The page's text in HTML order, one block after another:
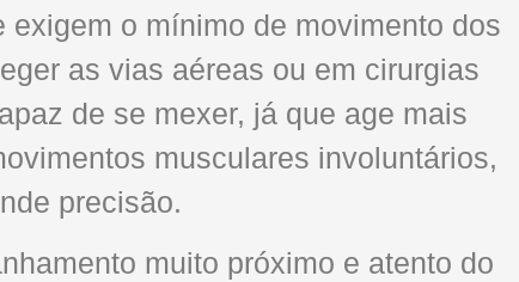
o mínimo de movimento dos
as vias aéreas ou em cirurgias
de se mexer, já que age mais
musculares involuntários,
precisão.
muito próximo e atento do